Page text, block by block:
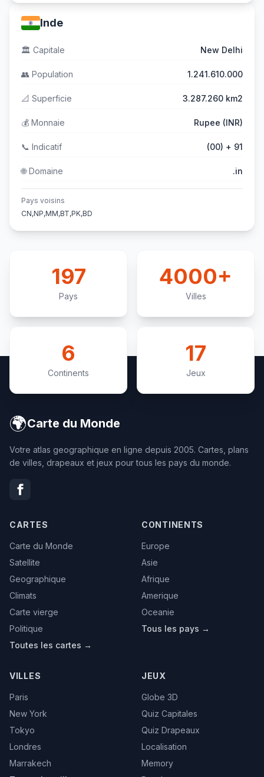
Inde
🏛️ Capitale New Delhi
👥 Population 1.241.610.000
📐 Superficie 3.287.260 km2
💰 Monnaie Rupee (INR)
📞 Indicatif (00) + 91
🌐Domaine .in
Pays voisins
CN,NP,MM,BT,PK,BD
197
Pays
4000+
Villes
6
Continents
17
Jeux
🌍Carte du Monde
Votre atlas geographique en ligne depuis 2005. Cartes, plans
de villes, drapeaux et jeux pour tous les pays du monde.
CARTES
Carte du Monde
Satellite
Geographique
Climats
Carte vierge
Politique
Toutes les cartes →
CONTINENTS
Europe
Asie
Afrique
Amerique
Oceanie
Tous les pays →
VILLES
Paris
New York
Tokyo
Londres
Marrakech
JEUX
Globe 3D
Quiz Capitales
Quiz Drapeaux
Localisation
Memory